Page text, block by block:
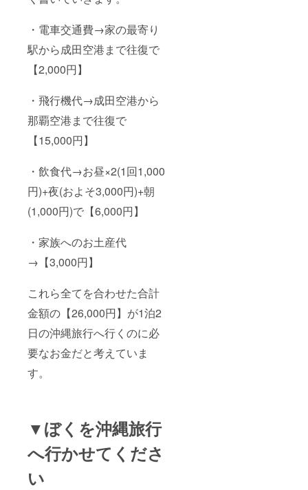
・電車交通費→家の最寄り
駅から成田空港まで往復で
【2,000円】
・飛行機代→成田空港から
那覇空港まで往復で
【15,000円】
・飲食代→お昼×2(1回1,000
円)+夜(およそ3,000円)+朝
(1,000円)で【6,000円】
・家族へのお土産代
→【3,000円】
これら全てを合わせた合計
金額の【26,000円】が1泊2
日の沖縄旅行へ行くのに必
要なお金だと考えていま
す。
▼ぼくを沖縄旅行
へ行かせてくださ
い